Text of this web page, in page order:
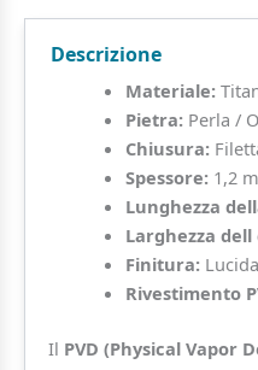
quantità
Descrizione
Materiale:
Pietra:Perla /
Chiusura:
Spessore:1,2
Lunghezza
Larghezza
Finitura:
Rivestimento
Il PVD (Physical Vapor